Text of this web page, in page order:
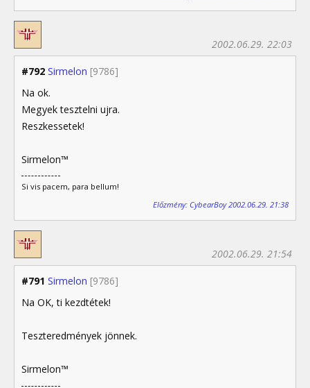
#792 Sirmelon [9786]
2002.06.29. 22:03
Na ok.
Megyek tesztelni ujra.
Reszkessetek!
Sirmelon™
Si vis pacem, para bellum!
Előzmény: CybearBoy 2002.06.29. 21:38
#791 Sirmelon [9786]
2002.06.29. 21:54
Na OK, ti kezdtétek!
Teszteredmények jönnek.
Sirmelon™